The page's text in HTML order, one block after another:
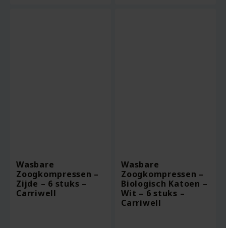
Wasbare
Zoogkompressen –
Zijde – 6 stuks –
Carriwell
Wasbare
Zoogkompressen –
Biologisch Katoen –
Wit – 6 stuks –
Carriwell